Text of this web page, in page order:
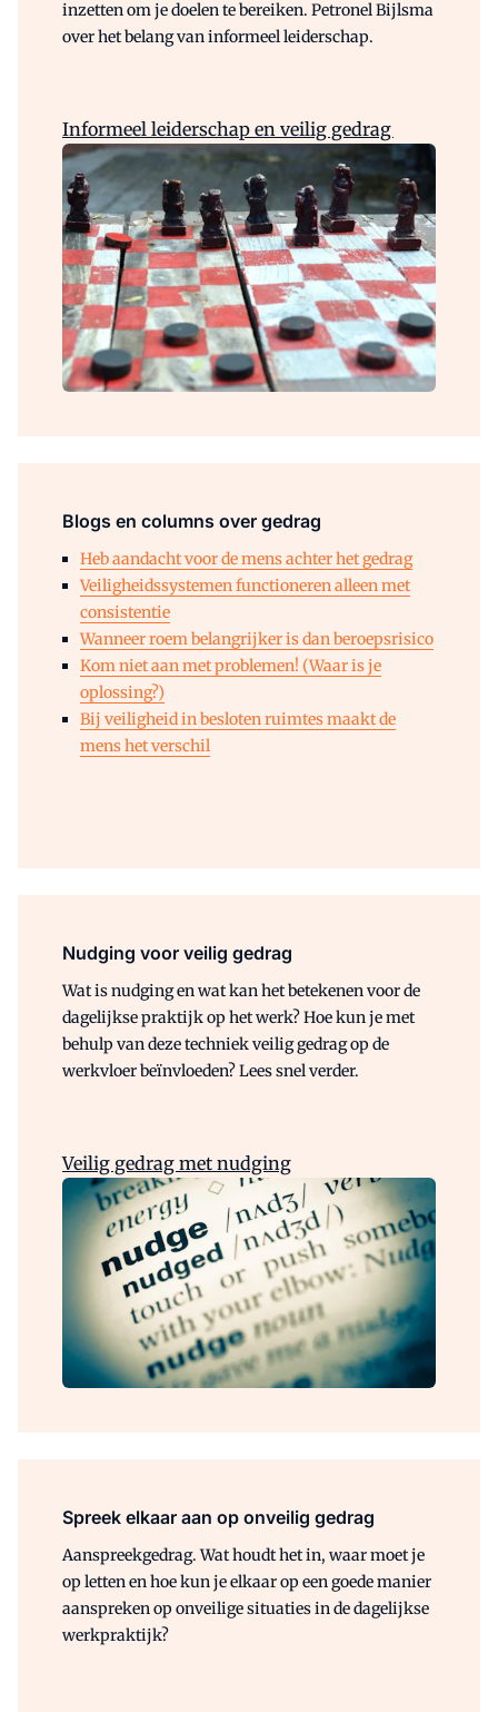
inzetten om je doelen te bereiken. Petronel Bijlsma
over het belang van informeel leiderschap.
Informeel leiderschap en veilig gedrag
Blogs en columns over gedrag
Heb aandacht voor de mens achter het gedrag
Veiligheidssystemen functioneren alleen met
consistentie
Wanneer roem belangrijker is dan beroepsrisico
Kom niet aan met problemen! (Waar is je
oplossing?)
Bij veiligheid in besloten ruimtes maakt de
mens het verschil
Nudging voor veilig gedrag
Wat is nudging en wat kan het betekenen voor de
dagelijkse praktijk op het werk? Hoe kun je met
behulp van deze techniek veilig gedrag op de
werkvloer beïnvloeden? Lees snel verder.
Veilig gedrag met nudging
Spreek elkaar aan op onveilig gedrag
Aanspreekgedrag. Wat houdt het in, waar moet je
op letten en hoe kun je elkaar op een goede manier
aanspreken op onveilige situaties in de dagelijkse
werkpraktijk?